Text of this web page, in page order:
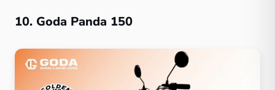
10. Goda Panda 150